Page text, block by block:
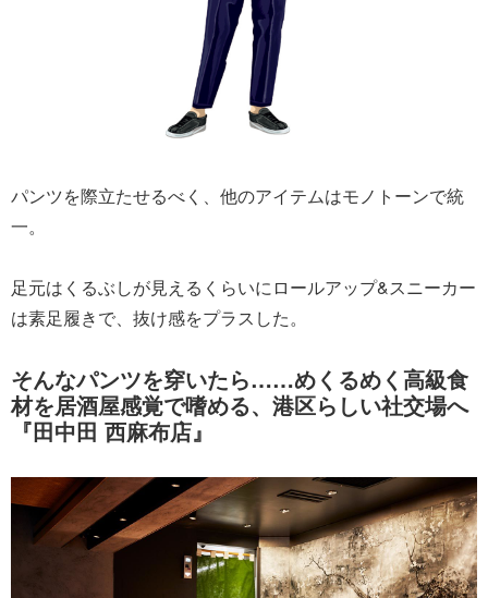
パンツを際立たせるべく、他のアイテムはモノトーンで統
一。
足元はくるぶしが見えるくらいにロールアップ&スニーカー
は素足履きで、抜け感をプラスした。
そんなパンツを穿いたら……めくるめく高級食
材を居酒屋感覚で嗜める、港区らしい社交場へ
『田中田 西麻布店』